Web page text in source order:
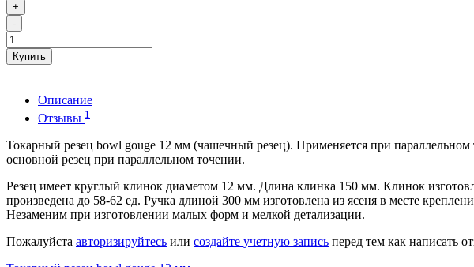
+
-
Купить
Описание
Отзывы 1
Токарный резец bowl gouge 12 мм (чашечный резец). Применяется при
основной резец при параллельном точении.
Резец имеет круглый клинок диаметом 12 мм. Длина клинка 150 мм. Клинок
произведена до 58-62 ед. Ручка длиной 300 мм изготовлена из ясеня в месте
Незаменим при изготовлении малых форм и мелкой детализации.
Пожалуйста авторизируйтесь или создайте учетную запись перед тем как написать